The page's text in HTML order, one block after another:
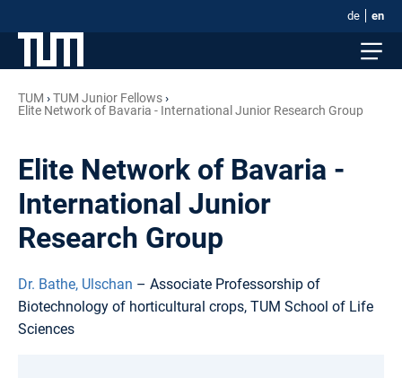
de en
TUM
TUM Junior Fellows
Elite Network of Bavaria - International Junior Research Group
Elite Network of Bavaria -
International Junior
Research Group
Dr. Bathe, Ulschan – Associate Professorship of
Biotechnology of horticultural crops, TUM School of Life
Sciences